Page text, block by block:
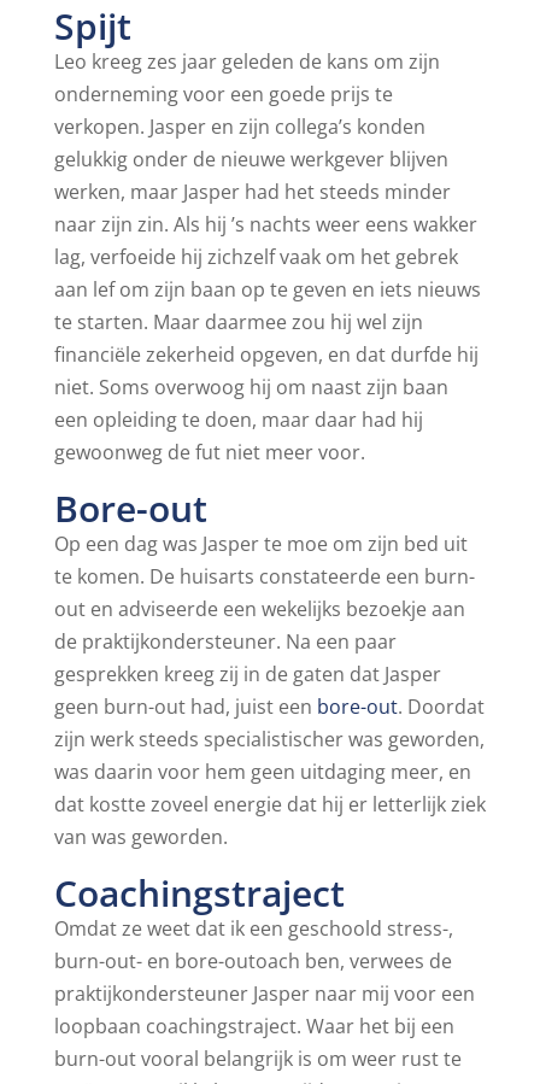
Spijt
Leo kreeg zes jaar geleden de kans om zijn
onderneming voor een goede prijs te
verkopen. Jasper en zijn collega’s konden
gelukkig onder de nieuwe werkgever blijven
werken, maar Jasper had het steeds minder
naar zijn zin. Als hij ’s nachts weer eens wakker
lag, verfoeide hij zichzelf vaak om het gebrek
aan lef om zijn baan op te geven en iets nieuws
te starten. Maar daarmee zou hij wel zijn
financiële zekerheid opgeven, en dat durfde hij
niet. Soms overwoog hij om naast zijn baan
een opleiding te doen, maar daar had hij
gewoonweg de fut niet meer voor.
Bore-out
Op een dag was Jasper te moe om zijn bed uit
te komen. De huisarts constateerde een burn-
out en adviseerde een wekelijks bezoekje aan
de praktijkondersteuner. Na een paar
gesprekken kreeg zij in de gaten dat Jasper
geen burn-out had, juist een bore-out. Doordat
zijn werk steeds specialistischer was geworden,
was daarin voor hem geen uitdaging meer, en
dat kostte zoveel energie dat hij er letterlijk ziek
van was geworden.
Coachingstraject
Omdat ze weet dat ik een geschoold stress-,
burn-out- en bore-outoach ben, verwees de
praktijkondersteuner Jasper naar mij voor een
loopbaan coachingstraject. Waar het bij een
burn-out vooral belangrijk is om weer rust te